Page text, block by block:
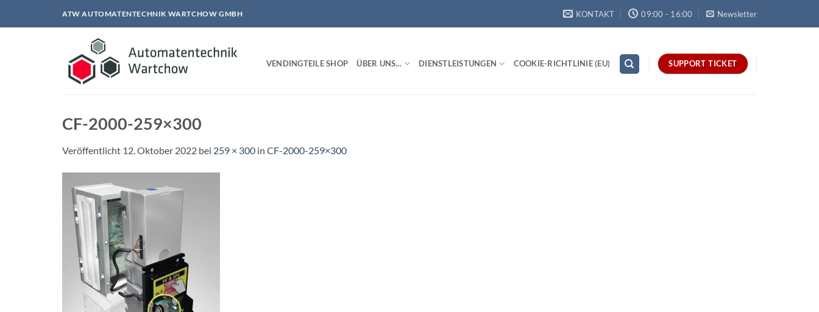
ATW AUTOMATENTECHNIK WARTCHOW GMBH KONTAKT 09:00 - 16:00 Newsletter
VENDINGTEILE SHOP ÜBER UNS… DIENSTLEISTUNGEN COOKIE-RICHTLINIE (EU) SUPPORT TICKET
CF-2000-259×300
Veröffentlicht 12. Oktober 2022 bei 259 × 300 in CF-2000-259×300